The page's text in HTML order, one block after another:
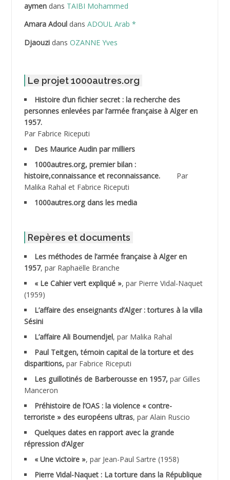
ABDELLI Mohamed
ABDELLI Mohamed *
ABDELMOUMENE Ahmed
ABDESMED Mohamed ben Kaddour
ABDESSELAMI Kouider
ABDESSLEM Ahmed dit le Coiffeur
ABDOUDOU
ABID Mohamed
ABNOUN Salah
ACHACHE M.*
ACHLAF Ali
ADALMI
ADANE Ramdane *
ADDAD
ADDALA Boualem*
ADDANE
aymendans TAIBI Mohammed
Amara Adouldans ADOUL Arab *
Djaouzidans OZANNE Yves
Le projet 1000autres.org
Histoire d’un fichier secret : la recherche des
personnes enlevées par l’armée française à Alger en
1957.
Par Fabrice Riceputi
Des Maurice Audin par milliers
1000autres.org, premier bilan :
histoire,connaissance et reconnaissance.
Par
Malika Rahal et Fabrice Riceputi
1000autres.org dans les media
Repères et documents
Les méthodes de l’armée française à Alger en
1957, par Raphaëlle Branche
« Le Cahier vert expliqué », par Pierre Vidal-Naquet
(1959)
L’affaire des enseignants d’Alger : tortures à la villa
Sésini
L’affaire Ali Boumendjel, par Malika Rahal
Paul Teitgen, témoin capital de la torture et des
disparitions, par Fabrice Riceputi
Les guillotinés de Barberousse en 1957, par Gilles
Manceron
Préhistoire de l’OAS : la violence « contre-
terroriste » des européens ultras, par Alain Ruscio
Quelques dates en rapport avec la grande
répression d’Alger
« Une victoire », par Jean-Paul Sartre (1958)
Pierre Vidal-Naquet : La torture dans la République